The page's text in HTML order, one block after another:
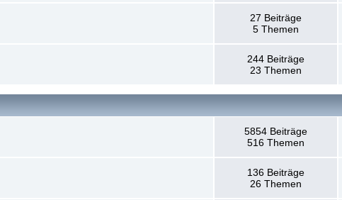
27 Beiträge
5 Themen
244 Beiträge
23 Themen
5854 Beiträge
516 Themen
136 Beiträge
26 Themen